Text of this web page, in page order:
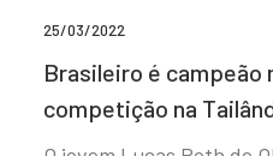
25/03/2022
Brasileiro é campeão
competição na